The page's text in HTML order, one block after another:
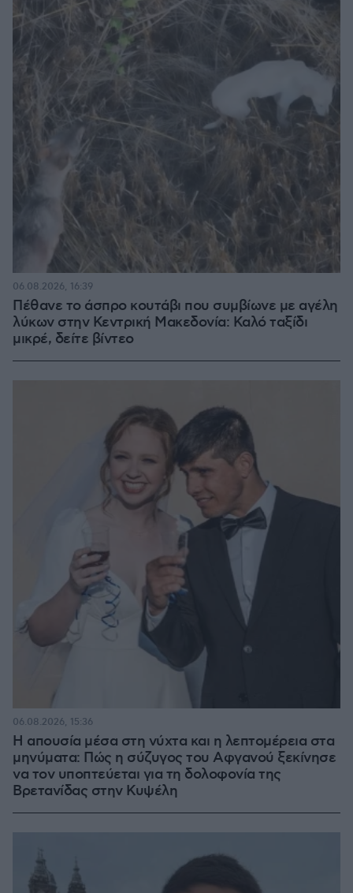
Πέθανε το άσπρο κουτάβι που συμβίωνε με αγέλη
λύκων στην Κεντρική Μακεδονία: Καλό ταξίδι
μικρέ, δείτε βίντεο
06.08.2026, 16:39
Η απουσία μέσα στη νύχτα και η λεπτομέρεια στα
μηνύματα: Πώς η σύζυγος του Αφγανού ξεκίνησε
να τον υποπτεύεται για τη δολοφονία της
Βρετανίδας στην Κυψέλη
06.08.2026, 15:36